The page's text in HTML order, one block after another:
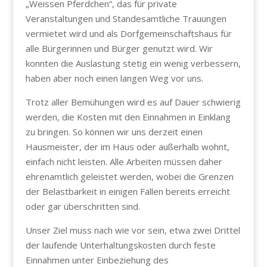
„Weissen Pferdchen“, das für private
Veranstaltungen und Standesamtliche Trauungen
vermietet wird und als Dorfgemeinschaftshaus für
alle Bürgerinnen und Bürger genutzt wird. Wir
konnten die Auslastung stetig ein wenig verbessern,
haben aber noch einen langen Weg vor uns.
Trotz aller Bemühungen wird es auf Dauer schwierig
werden, die Kosten mit den Einnahmen in Einklang
zu bringen. So können wir uns derzeit einen
Hausmeister, der im Haus oder außerhalb wohnt,
einfach nicht leisten. Alle Arbeiten müssen daher
ehrenamtlich geleistet werden, wobei die Grenzen
der Belastbarkeit in einigen Fällen bereits erreicht
oder gar überschritten sind.
Unser Ziel muss nach wie vor sein, etwa zwei Drittel
der laufende Unterhaltungskosten durch feste
Einnahmen unter Einbeziehung des